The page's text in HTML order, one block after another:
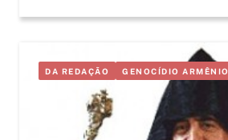
DA REDAÇÃO GENOCÍDIO ARMÊNIO